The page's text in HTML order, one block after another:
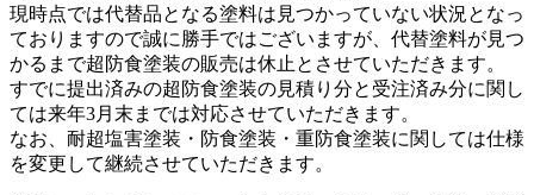
現時点では代替品となる塗料は見つかっていない状況となっ
ておりますので誠に勝手ではございますが、代替塗料が見つ
かるまで超防食塗装の販売は休止とさせていただきます。
すでに提出済みの超防食塗装の見積り分と受注済み分に関し
ては来年3月末までは対応させていただきます。
なお、耐超塩害塗装・防食塗装・重防食塗装に関しては仕様
を変更して継続させていただきます。